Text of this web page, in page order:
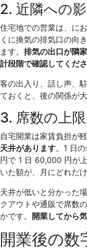
2. 近隣への
住宅地での営業は、に
くに換気の排気口の向
ます。 排気の出口が隣
計段階で確認してくださ
客の出入り、話し声、
ておくと、後の関係が
3. 席数の上
自宅開業は家賃負担が軽
天井があります。1 日
円で 1 日 60,000 円が
いた額が、月にどれだ
天井が低いと分かった
クアウトや通販で席数
かです。 開業してから
開業後の数